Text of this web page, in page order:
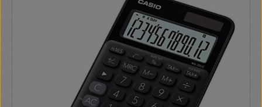
Magasság: 1,97 cm Szélesség: 1,82 cm Hossza: 13,92 cm
Gyártó: LogilinkSzélesség cm: 16Hosszúság cm: